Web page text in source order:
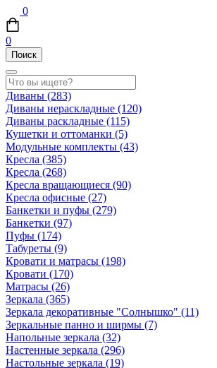
0
0
Поиск
Диваны (283)
Диваны нераскладные (120)
Диваны раскладные (115)
Кушетки и оттоманки (5)
Модульные комплекты (43)
Кресла (385)
Кресла (268)
Кресла вращающиеся (90)
Кресла офисные (27)
Банкетки и пуфы (279)
Банкетки (97)
Пуфы (174)
Табуреты (9)
Кровати и матрасы (198)
Кровати (170)
Матрасы (26)
Зеркала (365)
Зеркала декоративные "Солнышко" (11)
Зеркальные панно и ширмы (7)
Напольные зеркала (32)
Настенные зеркала (296)
Настольные зеркала (19)